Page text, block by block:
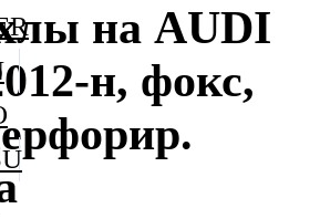
на AUDI
н, фокс,